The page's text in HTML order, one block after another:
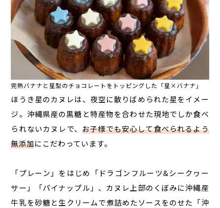
完熟バナナと星型のチョコレートをトッピングした「星×バナナ」
ほうき星のカヌレは、夜空に散りばめられた星をイメー
ジ。 沖縄県産の黒糖と特産物を合わせた現地でしか食べ
られないカヌレで、 お子様でも安心して食べられるよう
無添加にこだわっています。
「プレーン」をはじめ「ドラゴンフルーツ&シークヮー
サー」「パイナップル」、カヌレ上部のくぼみに沖縄産
牛乳を砂糖と生クリームで煮詰めたソースをのせた「沖